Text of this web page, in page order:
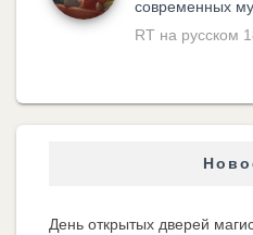
современных
RT на русском
День открытых дверей